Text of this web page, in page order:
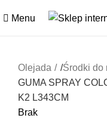
Menu
Olejada /Środki do
GUMA SPRAY
K2 L343CM
Brak